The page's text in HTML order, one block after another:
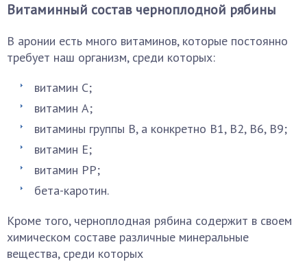
Витаминный состав черноплодной рябины
В аронии есть много витаминов, которые постоянно
требует наш организм, среди которых:
витамин С;
витамин А;
витамины группы В, а конкретно В1, В2, В6, В9;
витамин Е;
витамин РР;
бета-каротин.
Кроме того, черноплодная рябина содержит в своем
химическом составе различные минеральные
вещества, среди которых